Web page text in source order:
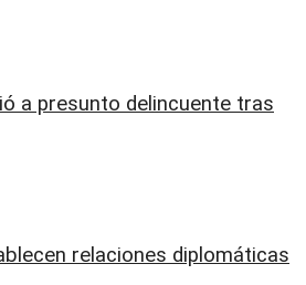
a presunto delincuente tras
relaciones diplomáticas